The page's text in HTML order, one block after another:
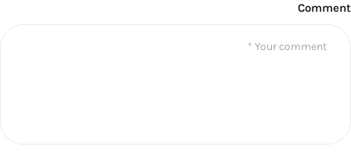
Comment